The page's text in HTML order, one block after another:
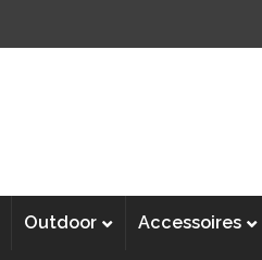
Outdoor Accessoires